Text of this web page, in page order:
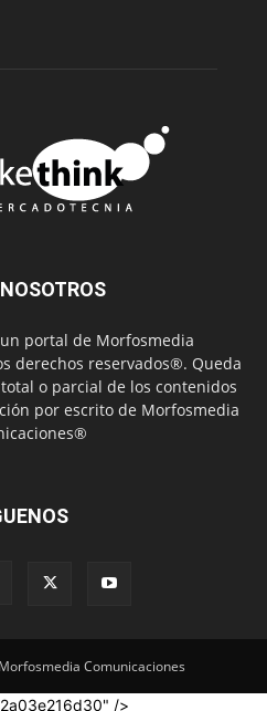
portal de Morfosmedia
derechos reservados®. Queda
o parcial de los contenidos
por escrito de Morfosmedia
Comunicaciones
/>